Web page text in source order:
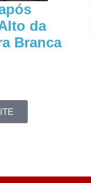
da
Branca